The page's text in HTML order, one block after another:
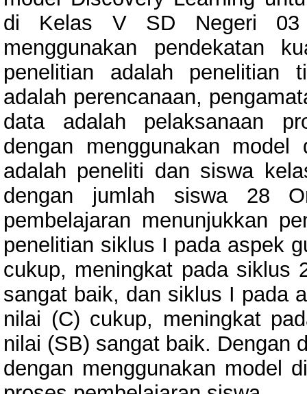
di Kelas V SD Negeri 03
menggunakan pendekatan
penelitian adalah penelitian
adalah perencanaan,
data adalah pelaksanaan
dengan menggunakan
adalah peneliti dan siswa
dengan jumlah siswa 28
pembelajaran menunjukkan
penelitian siklus I pada aspek
cukup, meningkat pada siklus
sangat baik, dan siklus I pada
nilai (C) cukup, meningkat
nilai (SB) sangat baik. Dengan
dengan menggunakan model